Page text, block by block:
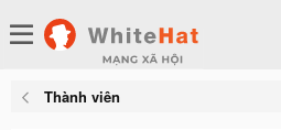
Thành viên